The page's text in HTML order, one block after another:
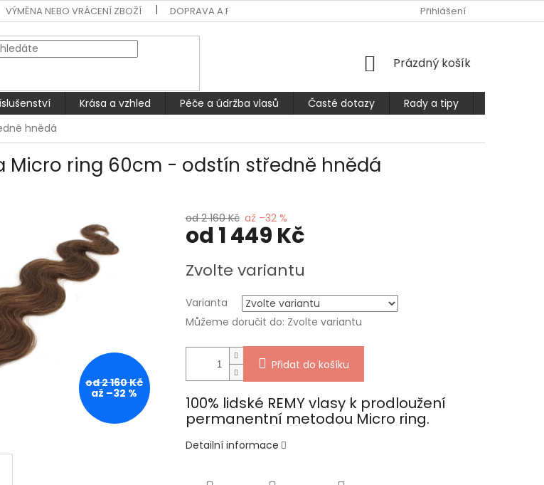
VÝMĚNA NEBO VRÁCENÍ ZBOŽÍ DOPRAVA A PLATBA OBCHODNÍ PODMÍNKY
Přihlášení
NÁKUPNÍ
Prázdný košík
Krása a vzhled Péče a údržba vlasů Časté dotazy Rady a tipy
hnědá
Micro ring 60cm - odstín středně hnědá
od 2 160 Kč
až –32 %
od 2 160 Kč až –32 %
od 1 449 Kč
cena:
Zvolte variantu
Varianta
Můžeme doručit do: Zvolte variantu
Přidat do košíku
100% lidské REMY vlasy k prodloužení
permanentní metodou Micro ring.
Detailní informace